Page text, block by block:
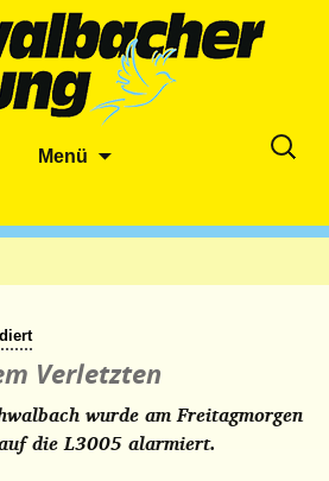
Menü
Suche
Verletzten
wurde am Freitagmorgen
die L3005 alarmiert.